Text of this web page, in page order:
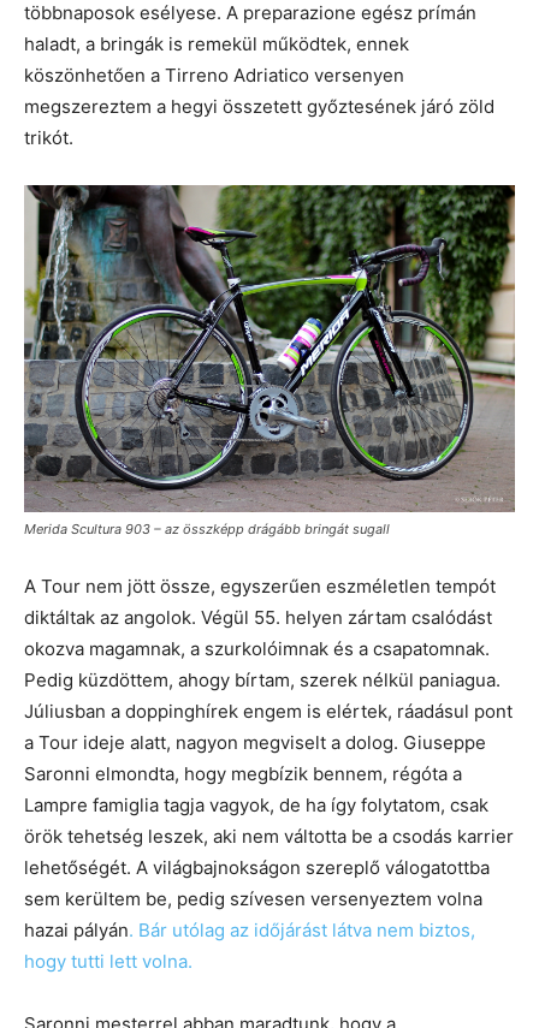
többnaposok esélyese. A preparazione egész prímán
haladt, a bringák is remekül működtek, ennek
köszönhetően a Tirreno Adriatico versenyen
megszereztem a hegyi összetett győztesének járó zöld
trikót.
Merida Scultura 903 – az összképp drágább bringát sugall
A Tour nem jött össze, egyszerűen eszméletlen tempót
diktáltak az angolok. Végül 55. helyen zártam csalódást
okozva magamnak, a szurkolóimnak és a csapatomnak.
Pedig küzdöttem, ahogy bírtam, szerek nélkül paniagua.
Júliusban a doppinghírek engem is elértek, ráadásul pont
a Tour ideje alatt, nagyon megviselt a dolog. Giuseppe
Saronni elmondta, hogy megbízik bennem, régóta a
Lampre famiglia tagja vagyok, de ha így folytatom, csak
örök tehetség leszek, aki nem váltotta be a csodás karrier
lehetőségét. A világbajnokságon szereplő válogatottba
sem kerültem be, pedig szívesen versenyeztem volna
hazai pályán. Bár utólag az időjárást látva nem biztos,
hogy tutti lett volna.